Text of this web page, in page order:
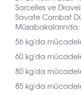
Sarcelles ve
Savate Combat
Müsabakalarında;
56 kg'da
60 kg'da
80 kg'da
85 kg'da